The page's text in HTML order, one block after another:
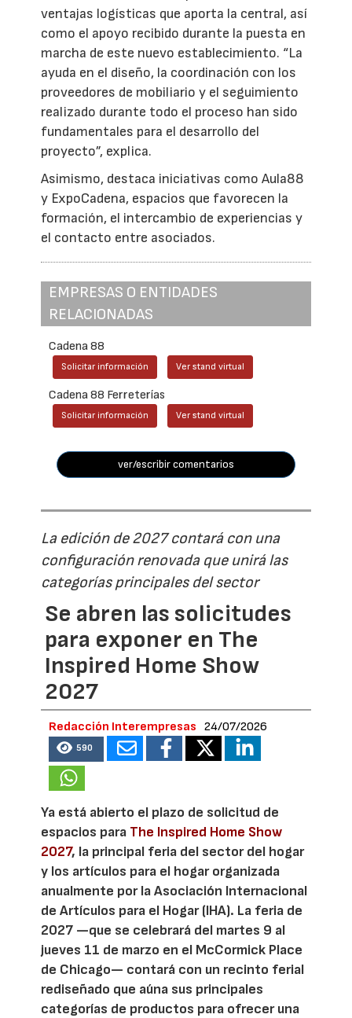
ventajas logísticas que aporta la central, así
como el apoyo recibido durante la puesta en
marcha de este nuevo establecimiento. “La
ayuda en el diseño, la coordinación con los
proveedores de mobiliario y el seguimiento
realizado durante todo el proceso han sido
fundamentales para el desarrollo del
proyecto”, explica.
Asimismo, destaca iniciativas como Aula88
y ExpoCadena, espacios que favorecen la
formación, el intercambio de experiencias y
el contacto entre asociados.
EMPRESAS O ENTIDADES
RELACIONADAS
Cadena 88
Solicitar información Ver stand virtual
Cadena 88 Ferreterías
Solicitar información Ver stand virtual
ver/escribir comentarios
La edición de 2027 contará con una
configuración renovada que unirá las
categorías principales del sector
Se abren las solicitudes
para exponer en The
Inspired Home Show
2027
Redacción Interempresas 24/07/2026
590
Ya está abierto el plazo de solicitud de
espacios para The Inspired Home Show
2027, la principal feria del sector del hogar
y los artículos para el hogar organizada
anualmente por la Asociación Internacional
de Artículos para el Hogar (IHA). La feria de
2027 —que se celebrará del martes 9 al
jueves 11 de marzo en el McCormick Place
de Chicago— contará con un recinto ferial
rediseñado que aúna sus principales
categorías de productos para ofrecer una